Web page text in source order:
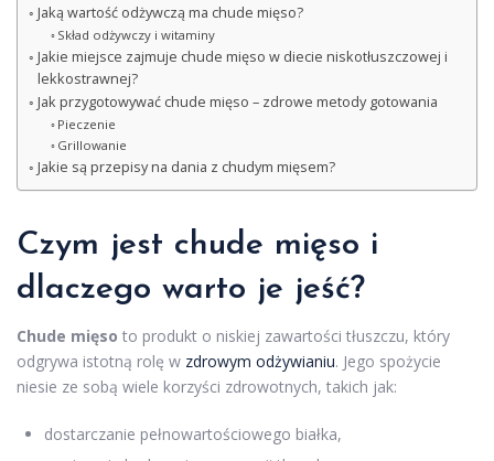
Jaką wartość odżywczą ma chude mięso?
Skład odżywczy i witaminy
Jakie miejsce zajmuje chude mięso w diecie niskotłuszczowej i
lekkostrawnej?
Jak przygotowywać chude mięso – zdrowe metody gotowania
Pieczenie
Grillowanie
Jakie są przepisy na dania z chudym mięsem?
Czym jest chude mięso i
dlaczego warto je jeść?
Chude mięso to produkt o niskiej zawartości tłuszczu, który
odgrywa istotną rolę w zdrowym odżywianiu. Jego spożycie
niesie ze sobą wiele korzyści zdrowotnych, takich jak:
dostarczanie pełnowartościowego białka,